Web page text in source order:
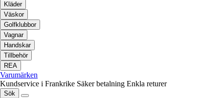
Kläder
Väskor
Golfklubbor
Vagnar
Handskar
Tillbehör
REA
Varumärken
Kundservice i Frankrike Säker betalning Enkla returer
Sök